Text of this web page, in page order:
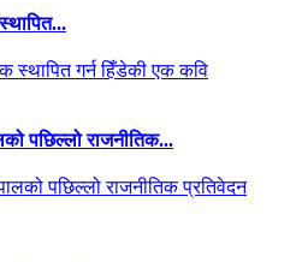
पछिल्लो राजनीतिक...